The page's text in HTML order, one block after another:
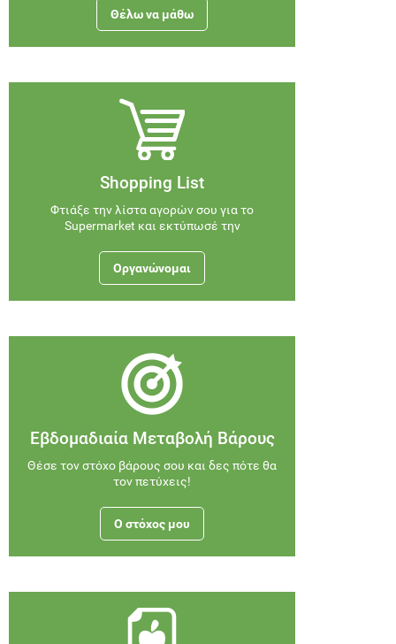
Θέλω να μάθω
Shopping List
Φτιάξε την λίστα αγορών σου για το
Supermarket και εκτύπωσέ την
Οργανώνομαι
Εβδομαδιαία Μεταβολή Βάρους
Θέσε τον στόχο βάρους σου και δες πότε θα
τον πετύχεις!
Ο στόχος μου